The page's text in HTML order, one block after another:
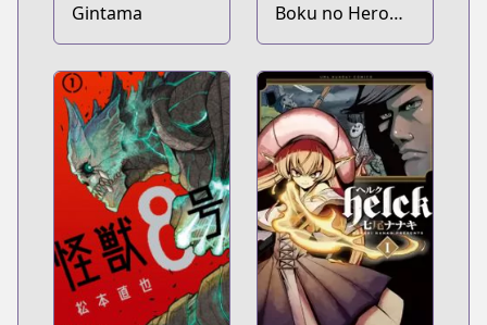
Gintama
Boku no Hero
Academia